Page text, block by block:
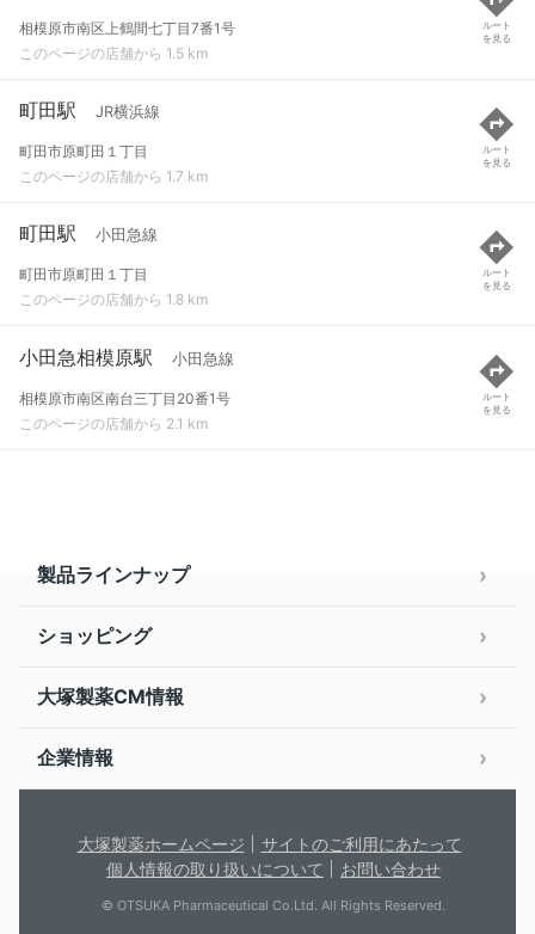
相模原市南区上鶴間七丁目7番1号
このページの店舗から 1.5 km
ルート
を見る
町田駅 JR横浜線
町田市原町田１丁目
このページの店舗から 1.7 km
ルート
を見る
町田駅 小田急線
町田市原町田１丁目
このページの店舗から 1.8 km
ルート
を見る
小田急相模原駅 小田急線
相模原市南区南台三丁目20番1号
このページの店舗から 2.1 km
ルート
を見る
製品ラインナップ
ショッピング
大塚製薬CM情報
企業情報
大塚製薬ホームページ
サイトのご利用にあたって
個人情報の取り扱いについて
お問い合わせ
© OTSUKA Pharmaceutical Co.Ltd. All Rights Reserved.